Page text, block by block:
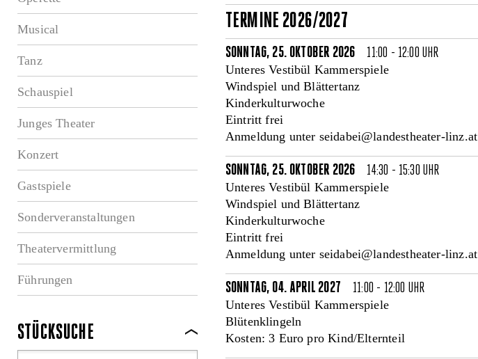
Musical
Tanz
Schauspiel
Junges Theater
Konzert
Gastspiele
Sonderveranstaltungen
Theatervermittlung
Führungen
STÜCKSUCHE
TERMINE 2026/2027
SONNTAG, 25. OKTOBER 2026 11:00 - 12:00 UHR
Unteres Vestibül Kammerspiele
Windspiel und Blättertanz
Kinderkulturwoche
Eintritt frei
Anmeldung unter seidabei@landestheater-linz.at
SONNTAG, 25. OKTOBER 2026 14:30 - 15:30 UHR
Unteres Vestibül Kammerspiele
Windspiel und Blättertanz
Kinderkulturwoche
Eintritt frei
Anmeldung unter seidabei@landestheater-linz.at
SONNTAG, 04. APRIL 2027 11:00 - 12:00 UHR
Unteres Vestibül Kammerspiele
Blütenklingeln
Kosten: 3 Euro pro Kind/Elternteil